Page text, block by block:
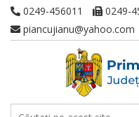
0249-456011
0249-
piancujianu@yahoo.com